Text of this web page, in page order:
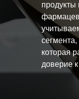
продукты
сегмента,
которая
доверие